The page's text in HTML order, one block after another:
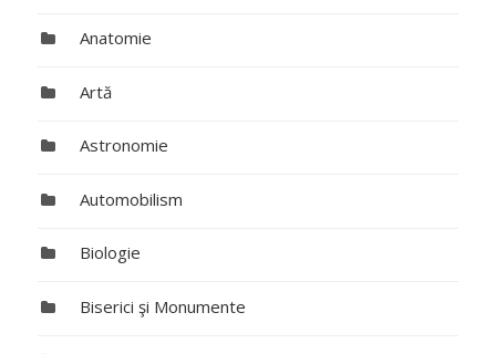
Anatomie
Artă
Astronomie
Automobilism
Biologie
Biserici şi Monumente